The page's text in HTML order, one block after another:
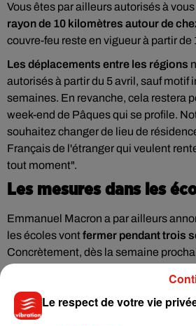
Vous êtes par ailleurs autorisés à
rayon de 10 kilomètres autour de
couvre-feu reste en vigueur à partir de
Les déplacements entre les régions
autorisés à partir du 5 avril, sauf motif
semaines. En revanche, cela restera
week-end de Pâques qui se profile.
souhaitez changer de lieu de
Français de l'étranger qui veulent
tout moment".
Les mesures dans les
Emmanuel Macron a par ailleurs
les écoles vontfermer pendant trois
Concrètement, dès la semaine
donnés en visio. Puis il y aura deux
généralisées à l'ensemble des
à la période du 12 au 26 avril.
Le respect de votre vie